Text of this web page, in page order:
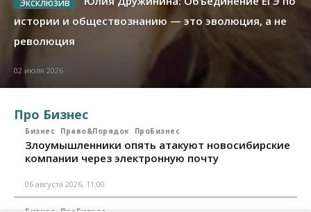
истории и обществознанию — это эволюция, а не
революция
02 июля 2026
Про Бизнес
Бизнес Право&Порядок ПроБизнес
Злоумышленники опять атакуют новосибирские
компании через электронную почту
06 августа 2026, 11:00